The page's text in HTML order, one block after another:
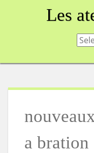
Les
a bration